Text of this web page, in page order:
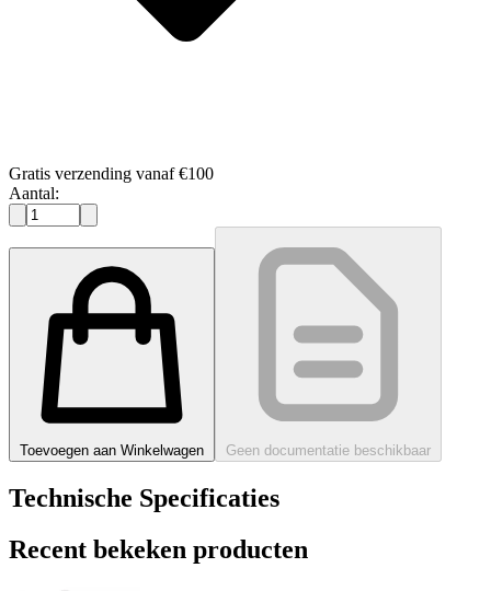
Gratis verzending vanaf €100
Aantal:
Toevoegen aan Winkelwagen Geen documentatie beschikbaar
Technische Specificaties
Recent bekeken producten